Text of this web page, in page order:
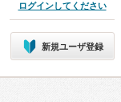
ログインしてください
新規ユーザ登録